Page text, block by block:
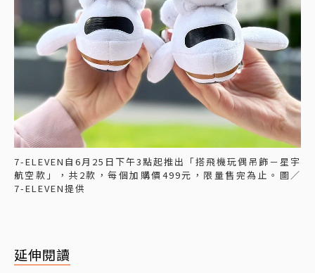
7-ELEVEN自6月25日下午3點起推出「搭飛機玩偶吊飾－星宇
航空款」，共2款，每個加購價499元，限量售完為止。圖／
7-ELEVEN提供
延伸閱讀